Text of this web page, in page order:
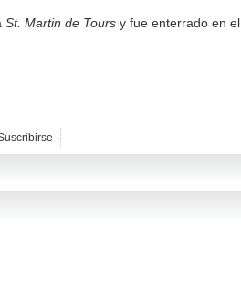
St. Martin de Tours y fue enterrado en